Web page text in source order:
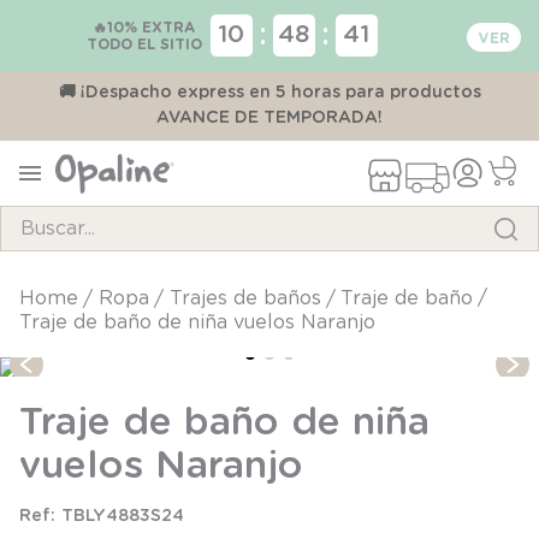
🔥10% EXTRA
TODO EL SITIO
10 : 48 : 40
🚚 ¡Despacho express en 5 horas para productos
AVANCE DE TEMPORADA!
ropa trajes de baños
traje de baño
Traje de baño de niña vuelos Naranjo
Traje de baño de niña
vuelos Naranjo
TBLY4883S24
TÉRMINOS MÁS BUSCADOS
1.
3.
zapatillas
4
body
5
manta